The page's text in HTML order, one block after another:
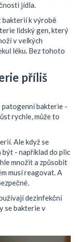
jídla.
bakterií k výrobě
lidský gen, který
v velkých
léku. Bez tohoto
příliš
patogenní bakterie -
rychle, může to
Ale když se
být - například do plic
množit a způsobit
musí reagovat. A
dezinfekční
se bakterie v